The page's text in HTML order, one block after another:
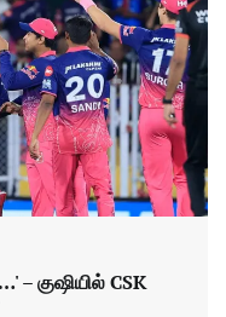
– குஷியில் CSK